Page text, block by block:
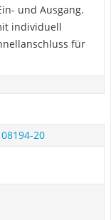
und Ausgang.
individuell
für
20